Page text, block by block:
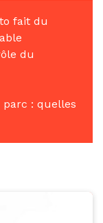
fait du
du
: quelles